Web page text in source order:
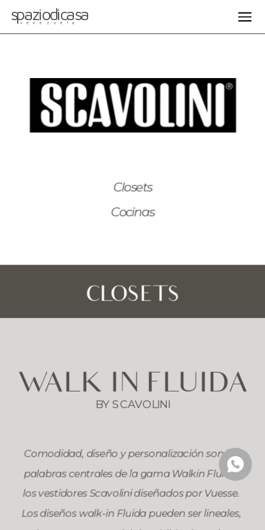
Closets
Cocinas
CLOSETS
WALK IN FLUIDA
BY SCAVOLINI
Comodidad, diseño y personalización son las
palabras centrales de la gama Walkin Fluida,
los vestidores Scavolini diseñados por Vuesse.
Los diseños walk-in Fluida pueden ser lineales,
spaziodicasa
venezuela